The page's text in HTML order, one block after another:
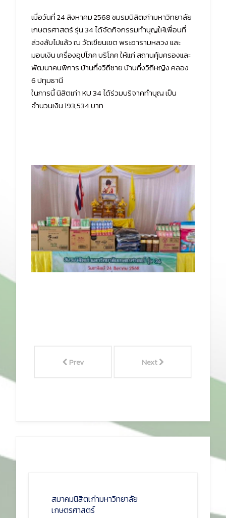
เมื่อวันที่ 24 สิงหาคม 2568 ชมรมนิสิตเก่ามหาวิทยาลัย
เกษตรศาสตร์ รุ่น 34 ได้จัดกิจกรรมทำบุญให้เพื่อนที่
ล่วงลับไปแล้ว ณ วัดเขียนเขต พระอารามหลวง และ
มอบเงิน เครื่องอุปโภค บริโภค ให้แก่ สถานคุ้มครองและ
พัฒนาคนพิการ บ้านกึ่งวิถีชาย บ้านกึ่งวิถีหญิง คลอง
6 ปทุมธานี
ในการนี้ นิสิตเก่า KU 34 ได้ร่วมบริจาคทำบุญ เป็น
จำนวนเงิน 193,534 บาท